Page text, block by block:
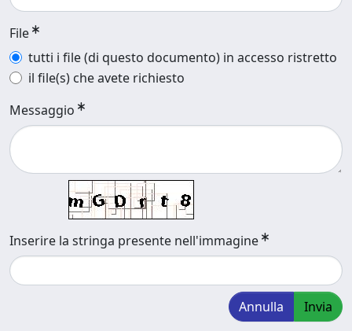
File
tutti i file (di questo documento) in accesso ristretto
il file(s) che avete richiesto
Messaggio
Inserire la stringa presente nell'immagine
Annulla Invia